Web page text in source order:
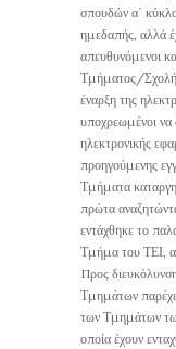
σπουδών α΄
ημεδαπής, αλλά
απευθυνόμενοι
Τμήματος/
έναρξη της
υποχρεωμένοι να
ηλεκτρονικής
προηγούμενης
Τμήματα
πρώτα
εντάχθηκε το
Τμήμα του ΤΕΙ,
Προς
Τμημάτων
των Τμημάτων
οποία έχουν